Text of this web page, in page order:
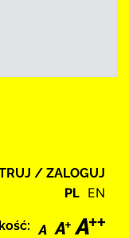
/ ZALOGUJ
PL EN